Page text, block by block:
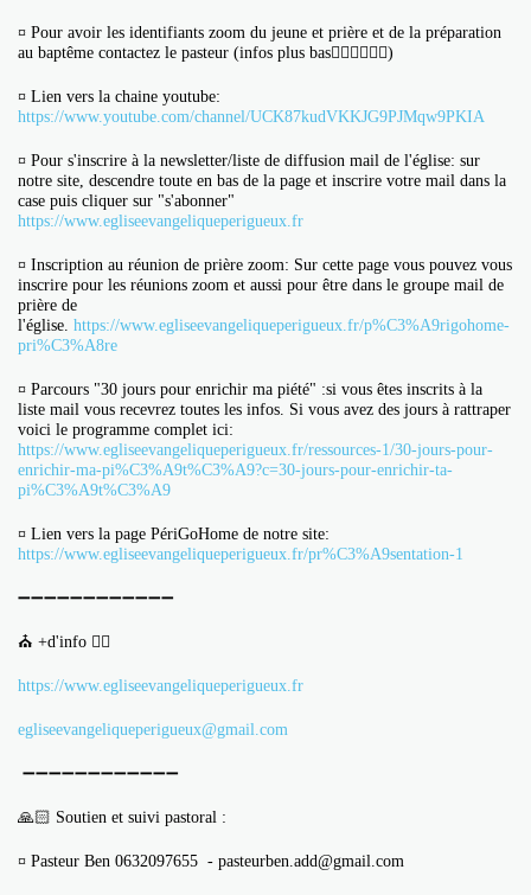
¤ Pour avoir les identifiants zoom du jeune et prière et de la préparation
au baptême contactez le pasteur (infos plus bas👇🏼👇🏼👇🏼)
¤ Lien vers la chaine youtube:
https://www.youtube.com/channel/UCK87kudVKKJG9PJMqw9PKIA
¤ Pour s'inscrire à la newsletter/liste de diffusion mail de l'église: sur
notre site, descendre toute en bas de la page et inscrire votre mail dans la
case puis cliquer sur "s'abonner"
https://www.egliseevangeliqueperigueux.fr
¤ Inscription au réunion de prière zoom: Sur cette page vous pouvez vous
inscrire pour les réunions zoom et aussi pour être dans le groupe mail de
prière de
l'église. https://www.egliseevangeliqueperigueux.fr/p%C3%A9rigohome-
pri%C3%A8re
¤ Parcours "30 jours pour enrichir ma piété" :si vous êtes inscrits à la
liste mail vous recevrez toutes les infos. Si vous avez des jours à rattraper
voici le programme complet ici:
https://www.egliseevangeliqueperigueux.fr/ressources-1/30-jours-pour-
enrichir-ma-pi%C3%A9t%C3%A9?c=30-jours-pour-enrichir-ta-
pi%C3%A9t%C3%A9
¤ Lien vers la page PériGoHome de notre site:
https://www.egliseevangeliqueperigueux.fr/pr%C3%A9sentation-1
➖➖➖➖➖➖➖➖➖➖➖➖
⛪ +d'info 👇🏼
https://www.egliseevangeliqueperigueux.fr
egliseevangeliqueperigueux@gmail.com
➖➖➖➖➖➖➖➖➖➖➖➖
🙏🏻 Soutien et suivi pastoral :
¤ Pasteur Ben 0632097655 - pasteurben.add@gmail.com